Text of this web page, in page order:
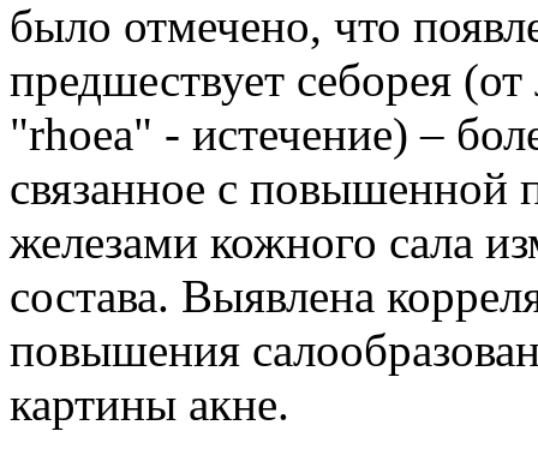
было отмечено, что
предшествует себорея
"rhoea" - истечение) –
связанное с повышенной
железами кожного сала
состава. Выявлена
повышения
картины акне.